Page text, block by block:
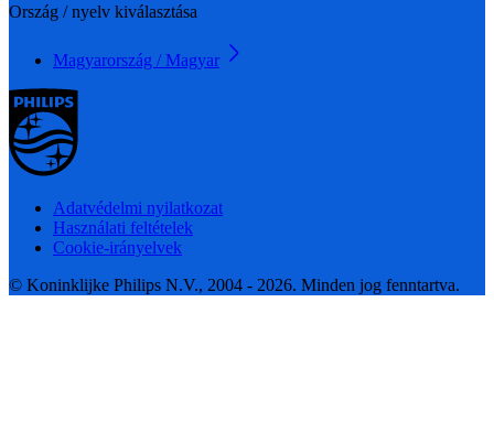
Ország / nyelv kiválasztása
Magyarország / Magyar
Adatvédelmi nyilatkozat
Használati feltételek
Cookie-irányelvek
© Koninklijke Philips N.V., 2004 - 2026. Minden jog fenntartva.